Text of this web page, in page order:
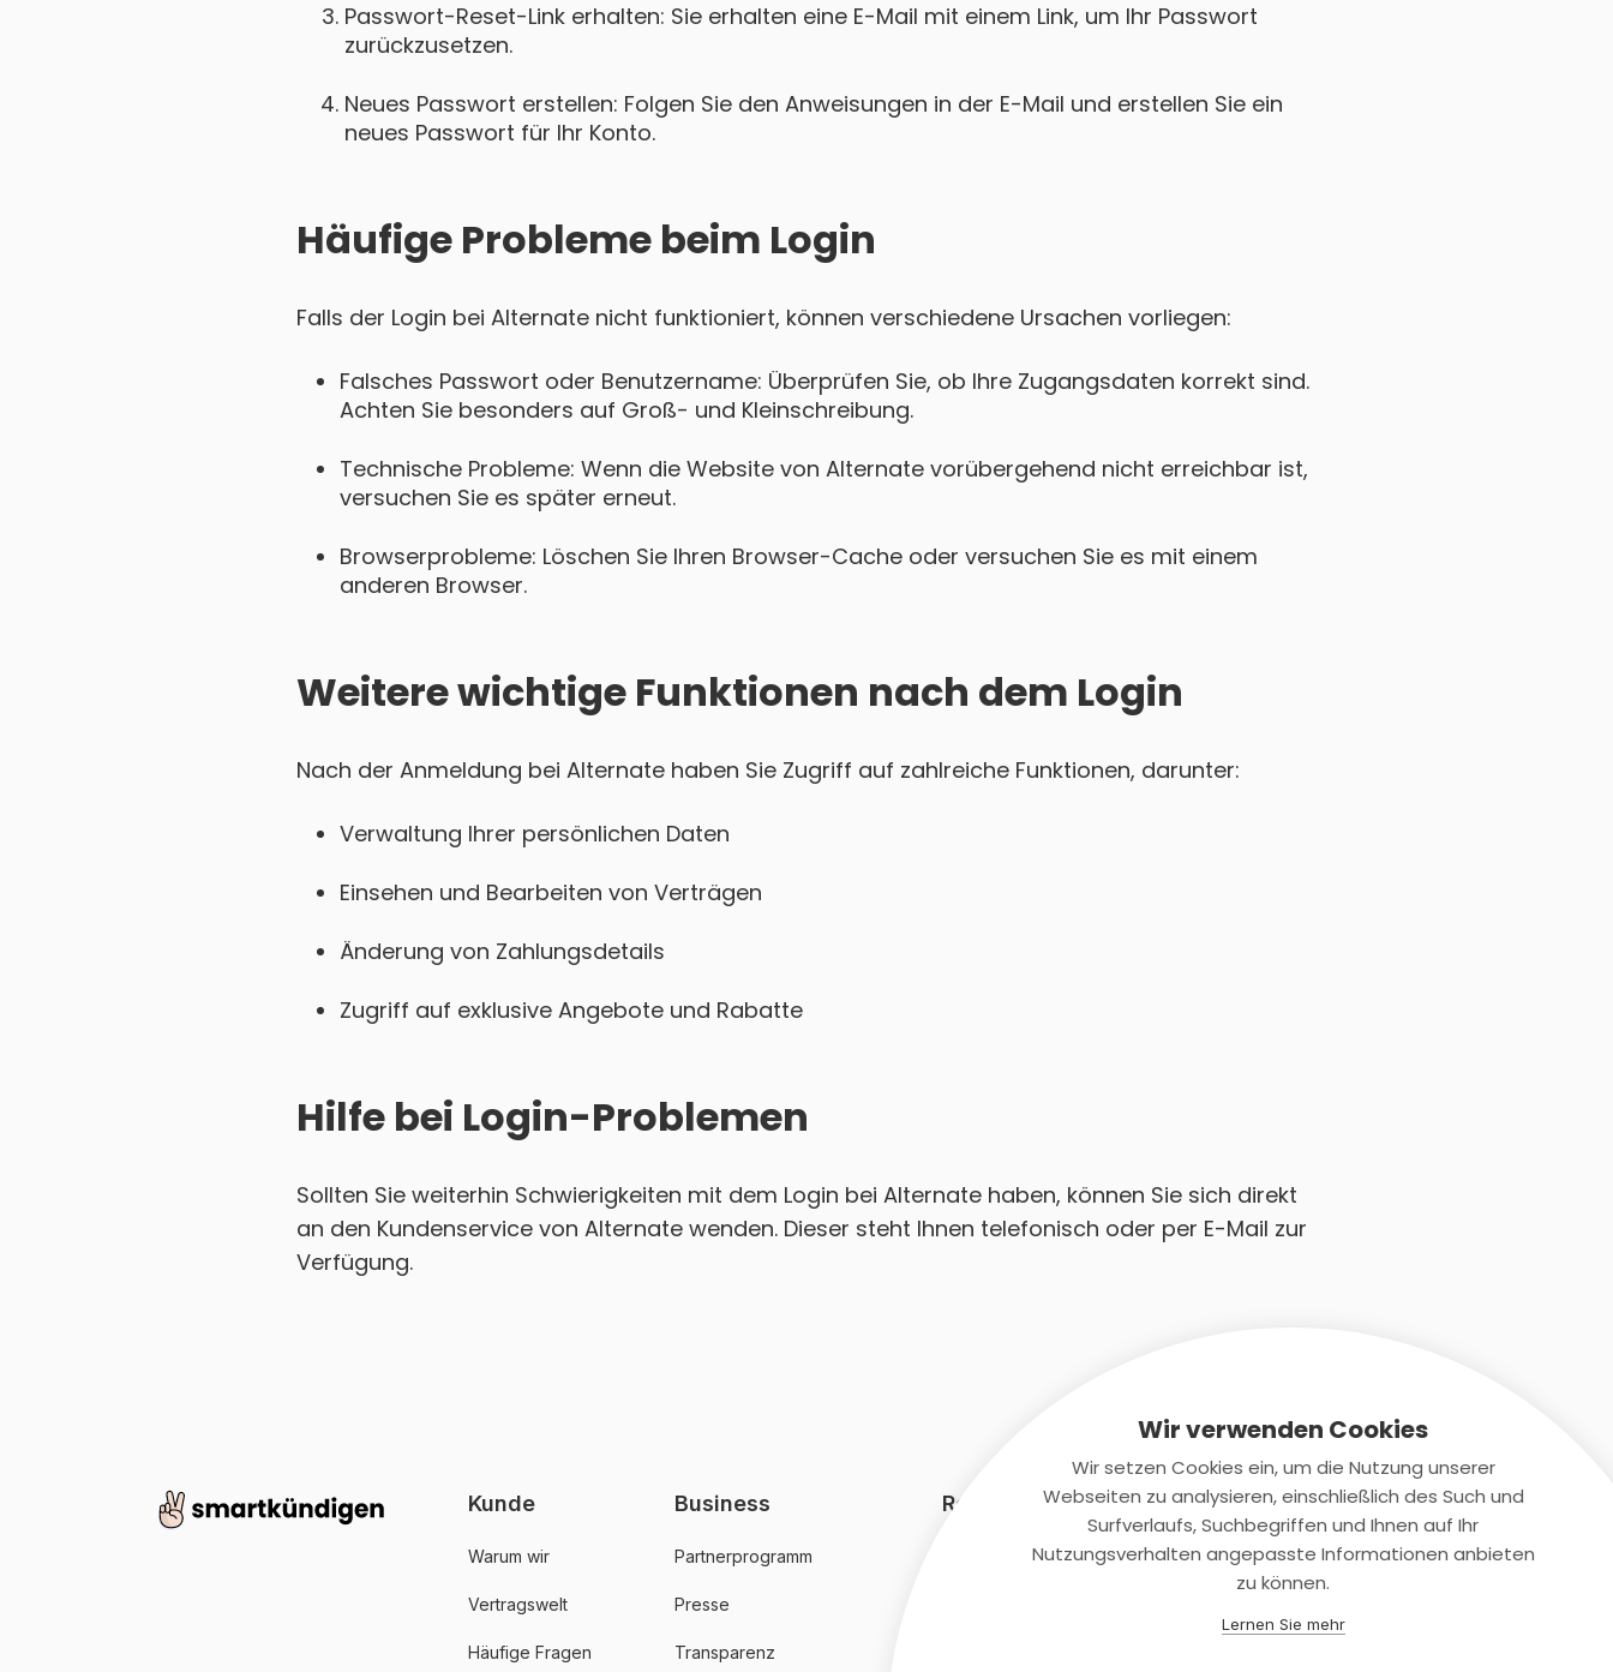
Passwort-Reset-Link erhalten: Sie erhalten eine E-Mail mit einem Link, um Ihr Passwort
zurückzusetzen.
Neues Passwort erstellen: Folgen Sie den Anweisungen in der E-Mail und erstellen Sie ein
neues Passwort für Ihr Konto.
Häufige Probleme beim Login
Falls der Login bei Alternate nicht funktioniert, können verschiedene Ursachen vorliegen:
Falsches Passwort oder Benutzername: Überprüfen Sie, ob Ihre Zugangsdaten korrekt sind.
Achten Sie besonders auf Groß- und Kleinschreibung.
Technische Probleme: Wenn die Website von Alternate vorübergehend nicht erreichbar ist,
versuchen Sie es später erneut.
Browserprobleme: Löschen Sie Ihren Browser-Cache oder versuchen Sie es mit einem
anderen Browser.
Weitere wichtige Funktionen nach dem Login
Nach der Anmeldung bei Alternate haben Sie Zugriff auf zahlreiche Funktionen, darunter:
Verwaltung Ihrer persönlichen Daten
Einsehen und Bearbeiten von Verträgen
Änderung von Zahlungsdetails
Zugriff auf exklusive Angebote und Rabatte
Hilfe bei Login-Problemen
Sollten Sie weiterhin Schwierigkeiten mit dem Login bei Alternate haben, können Sie sich direkt
an den Kundenservice von Alternate wenden. Dieser steht Ihnen telefonisch oder per E-Mail zur
Verfügung.
Kunde
Warum wir
Vertragswelt
Häufige Fragen
Business
Partnerprogramm
Presse
Transparenz
Rechtliches Kontaktiere uns
+(49)2131/708-4280
Wir verwenden Cookies
Wir setzen Cookies ein, um die Nutzung unserer
Webseiten zu analysieren, einschließlich des Such und
Surfverlaufs, Suchbegriffen und Ihnen auf Ihr
Nutzungsverhalten angepasste Informationen anbieten
zu können.
Lernen Sie mehr